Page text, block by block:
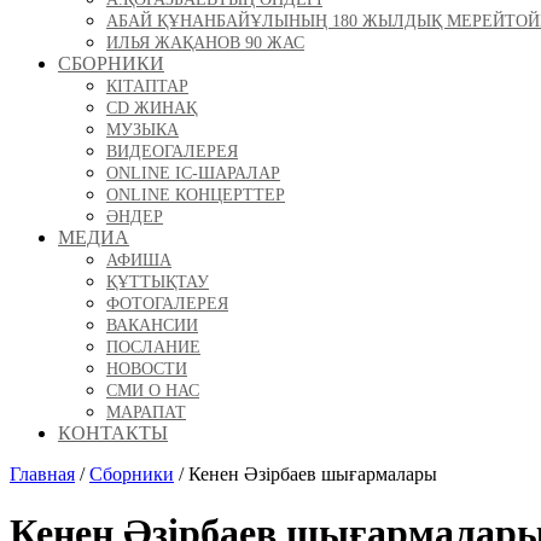
АБАЙ ҚҰНАНБАЙҰЛЫНЫҢ 180 ЖЫЛДЫҚ
ИЛЬЯ ЖАҚАНОВ 90 ЖАС
СБОРНИКИ
КІТАПТАР
CD ЖИНАҚ
МУЗЫКА
ВИДЕОГАЛЕРЕЯ
ONLINE ІС-ШАРАЛАР
ONLINE КОНЦЕРТТЕР
ӘНДЕР
МЕДИА
АФИША
ҚҰТТЫҚТАУ
ФОТОГАЛЕРЕЯ
ВАКАНСИИ
ПОСЛАНИЕ
НОВОСТИ
СМИ О НАС
МАРАПАТ
КОНТАКТЫ
Главная /Сборники /Кенен Әзірбаев шығармалары